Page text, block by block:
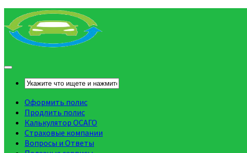
Оформить полис
Продлить полис
Калькулятор ОСАГО
Страховые компании
Вопросы и Ответы